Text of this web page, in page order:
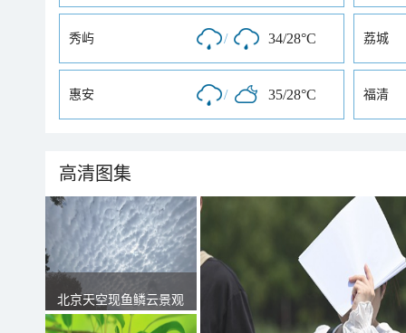
秀屿 / 34/28°C 荔城
惠安 / 35/28°C 福清
高清图集
北京天空现鱼鳞云景观